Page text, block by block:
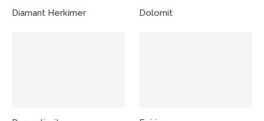
Diamant Herkimer Dolomit